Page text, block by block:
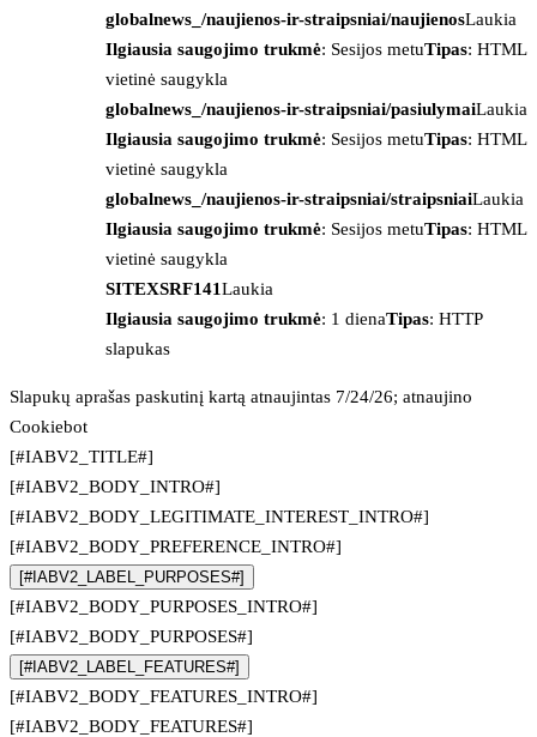
globalnews_/naujienos-ir-straipsniai/naujienosLaukia
Ilgiausia saugojimo trukmė: Sesijos metuTipas: HTML
vietinė saugykla
globalnews_/naujienos-ir-straipsniai/pasiulymaiLaukia
Ilgiausia saugojimo trukmė: Sesijos metuTipas: HTML
vietinė saugykla
globalnews_/naujienos-ir-straipsniai/straipsniaiLaukia
Ilgiausia saugojimo trukmė: Sesijos metuTipas: HTML
vietinė saugykla
SITEXSRF141Laukia
Ilgiausia saugojimo trukmė: 1 dienaTipas: HTTP
slapukas
Slapukų aprašas paskutinį kartą atnaujintas 7/24/26; atnaujino
Cookiebot
[#IABV2_TITLE#]
[#IABV2_BODY_INTRO#]
[#IABV2_BODY_LEGITIMATE_INTEREST_INTRO#]
[#IABV2_BODY_PREFERENCE_INTRO#]
[#IABV2_LABEL_PURPOSES#]
[#IABV2_BODY_PURPOSES_INTRO#]
[#IABV2_BODY_PURPOSES#]
[#IABV2_LABEL_FEATURES#]
[#IABV2_BODY_FEATURES_INTRO#]
[#IABV2_BODY_FEATURES#]